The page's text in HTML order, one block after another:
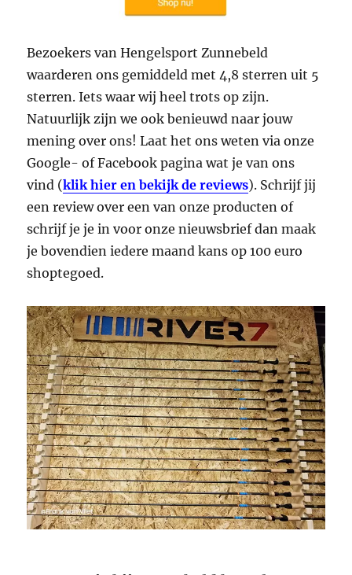
Bezoekers van Hengelsport Zunnebeld
waarderen ons gemiddeld met 4,8 sterren uit 5
sterren. Iets waar wij heel trots op zijn.
Natuurlijk zijn we ook benieuwd naar jouw
mening over ons! Laat het ons weten via onze
Google- of Facebook pagina wat je van ons
vind (klik hier en bekijk de reviews). Schrijf jij
een review over een van onze producten of
schrijf je je in voor onze nieuwsbrief dan maak
je bovendien iedere maand kans op 100 euro
shoptegoed.